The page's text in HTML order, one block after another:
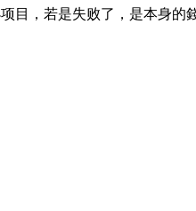
目，若是失败了，是本身的